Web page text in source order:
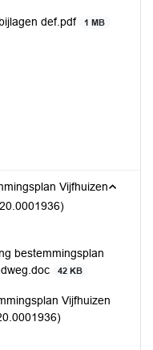
def.pdf 1 MB
Vijfhuizen
bestemmingsplan
42 KB
Vijfhuizen